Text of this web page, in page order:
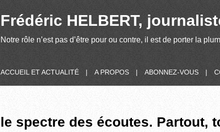
Frédéric HELBERT,
Notre rôle n’est pas d’être pour ou contre, il est de porter la
ACCUEIL ET ACTUALITÉ | A PROPOS | ABONNEZ-VOUS |
le spectre des écoutes. Partout,